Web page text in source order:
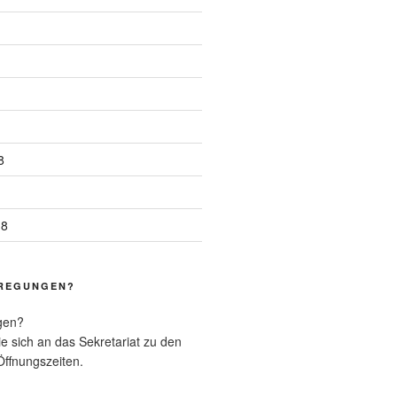
sich an das Sekretariat zu den